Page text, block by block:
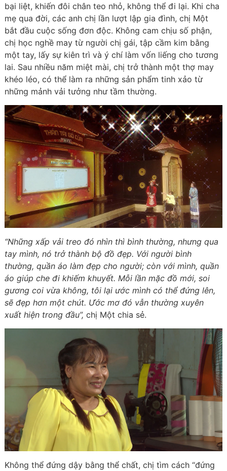
bại liệt, khiến đôi chân teo nhỏ, không thể đi lại. Khi cha
mẹ qua đời, các anh chị lần lượt lập gia đình, chị Một
bắt đầu cuộc sống đơn độc. Không cam chịu số phận,
chị học nghề may từ người chị gái, tập cầm kim bằng
một tay, lấy sự kiên trì và ý chí làm vốn liếng cho tương
lai. Sau nhiều năm miệt mài, chị trở thành một thợ may
khéo léo, có thể làm ra những sản phẩm tinh xảo từ
những mảnh vải tưởng như tầm thường.
“Những xấp vải treo đó nhìn thì bình thường, nhưng qua
tay mình, nó trở thành bộ đồ đẹp. Với người bình
thường, quần áo làm đẹp cho người; còn với mình, quần
áo giúp che đi khiếm khuyết. Mỗi lần mặc đồ mới, soi
gương coi vừa không, tôi lại ước mình có thể đứng lên,
sẽ đẹp hơn một chút. Ước mơ đó vẫn thường xuyên
xuất hiện trong đầu”, chị Một chia sẻ.
Không thể đứng dậy bằng thể chất, chị tìm cách “đứng